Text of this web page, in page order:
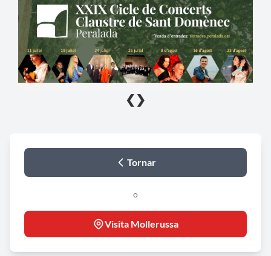
❮ ❯
Tornar
o
Visita Mollerussa